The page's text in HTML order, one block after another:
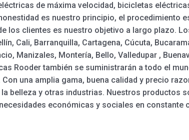
de máxima velocidad, bicicletas
es nuestro principio, el procedimiento
los clientes es nuestro objetivo a largo plazo.
Cali, Barranquilla, Cartagena, Cúcuta,
Manizales, Montería, Bello, Valledupar ,
Rooder también se suministrarán a todo el
Con una amplia gama, buena calidad y precio
belleza y otras industrias. Nuestros productos
económicas y sociales en constante